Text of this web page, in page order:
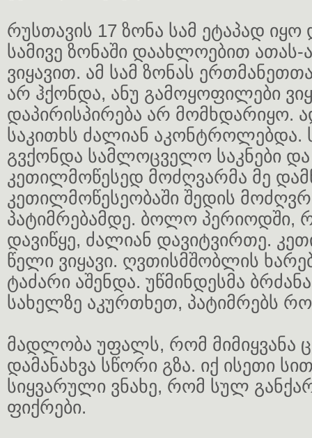
რუსთავის 17 ზონა სამ ეტაპად
სამივე ზონაში დაახლოებით ათას-
ვიყავით. ამ სამ ზონას
არ ჰქონდა, ანუ გამოყოფილები
დაპირისპირება არ მომხდარიყო.
საკითხს ძალიან აკონტროლებდა.
გვქონდა სამლოცველო საკნები და
კეთილმოწესედ მოძღვარმა მე
კეთილმოწესეობაში შედის
პატიმრებამდე. ბოლო პერიოდში,
დავიწყე, ძალიან დავიტვირთე.
წელი ვიყავი. ღვთისმშობლის
ტაძარი აშენდა. უწმინდესმა
სახელზე აკურთხეთ, პატიმრებს
მადლობა უფალს, რომ მიმიყვანა
დამანახვა სწორი გზა. იქ ისეთი
სიყვარული ვნახე, რომ სულ
ფიქრები.